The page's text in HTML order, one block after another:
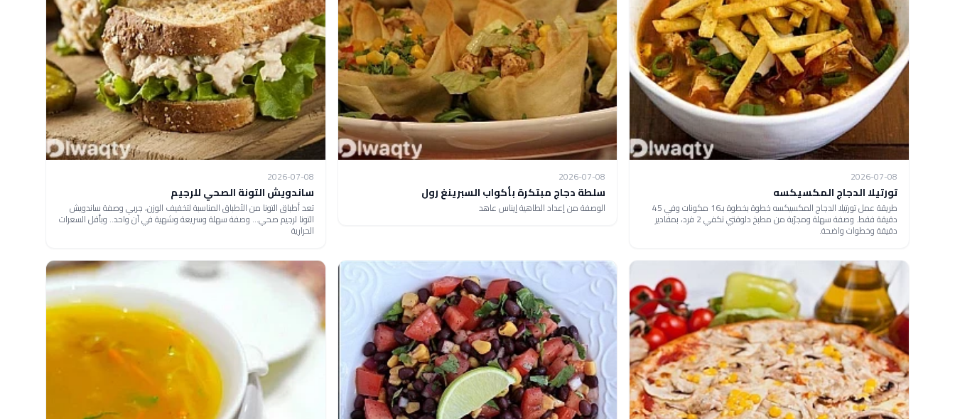
2026-07-08
تورتيلا الدجاج المكسيكسه
طريقة عمل تورتيلا الدجاج المكسيكسه خطوة بخطوة بـ16 مكونات وفي 45
دقيقة فقط. وصفة سهلة ومجرّبة من مطبخ دلوقتي تكفي 2 فرد، بمقادير
دقيقة وخطوات واضحة.
2026-07-08
سلطة دجاج مبتكرة بأكواب السبرينغ رول
الوصفة من إعداد الطاهية إيناس عاهد
2026-07-08
ساندويش التونة الصحي للرجيم
تعد أطباق التونا من الأطباق المناسبة لتخفيف الوزن، جربي وصفة ساندويش
التونا لرجيم صحي... وصفة سهلة وسريعة وشهية في آن واحد.. وبأقل السعرات
الحرارية